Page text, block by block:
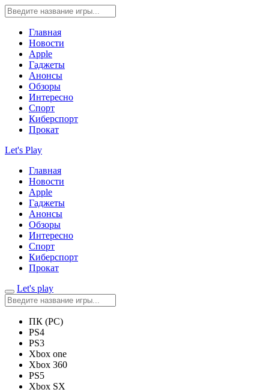
Главная
Новости
Apple
Гаджеты
Анонсы
Обзоры
Интересно
Спорт
Киберспорт
Прокат
Let's Play
Главная
Новости
Apple
Гаджеты
Анонсы
Обзоры
Интересно
Спорт
Киберспорт
Прокат
Let's play
ПК (PC)
PS4
PS3
Xbox one
Xbox 360
PS5
Xbox SX